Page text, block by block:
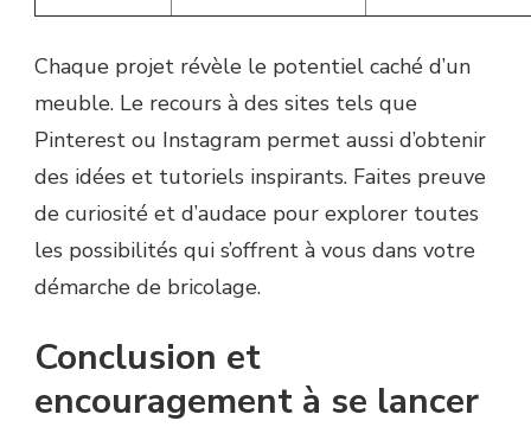
Chaque projet révèle le potentiel caché d’un
meuble. Le recours à des sites tels que
Pinterest ou Instagram permet aussi d’obtenir
des idées et tutoriels inspirants. Faites preuve
de curiosité et d’audace pour explorer toutes
les possibilités qui s’offrent à vous dans votre
démarche de bricolage.
Conclusion et
encouragement à se lancer